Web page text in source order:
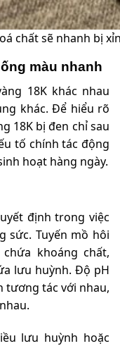
chất sẽ nhanh bị
màu nhanh
18K khác nhau
khác. Để hiểu rõ
18K bị đen chỉ sau
tố chính tác động
hoạt hàng ngày.
định trong việc
sức. Tuyến mồ hôi
khoáng chất,
lưu huỳnh. Độ pH
tương tác với nhau,
lưu huỳnh hoặc